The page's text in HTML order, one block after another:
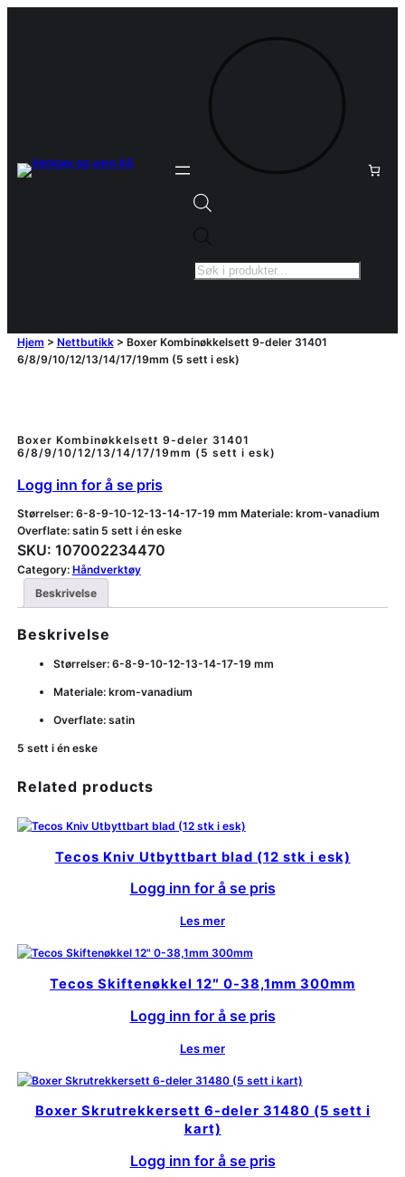
Products
Hjem > Nettbutikk> Boxer Kombinøkkelsett 9-deler 31401
6/8/9/10/12/13/14/17/19mm (5 sett i esk)
Boxer Kombinøkkelsett 9-deler 31401
6/8/9/10/12/13/14/17/19mm (5 sett i esk)
Logg inn for å se pris
Størrelser: 6-8-9-10-12-13-14-17-19 mm Materiale: krom-vanadium
Overflate: satin 5 sett i én eske
SKU: 107002234470
Category: Håndverktøy
Beskrivelse
Beskrivelse
Størrelser: 6-8-9-10-12-13-14-17-19 mm
Materiale: krom-vanadium
Overflate: satin
5 sett i én eske
Related products
Tecos Kniv Utbyttbart blad (12 stk i esk)
Logg inn for å se pris
Les mer
Tecos Skiftenøkkel 12″ 0-38,1mm 300mm
Logg inn for å se pris
Les mer
Boxer Skrutrekkersett 6-deler 31480 (5 sett i
kart)
Logg inn for å se pris